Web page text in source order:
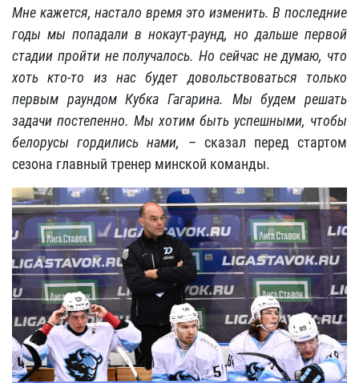
Мне кажется, настало время это изменить. В последние
годы мы попадали в нокаут-раунд, но дальше первой
стадии пройти не получалось. Но сейчас не думаю, что
хоть кто-то из нас будет довольствоваться только
первым раундом Кубка Гагарина. Мы будем решать
задачи постепенно. Мы хотим быть успешными, чтобы
белорусы гордились нами,
– сказал перед стартом
сезона главный тренер минской команды.